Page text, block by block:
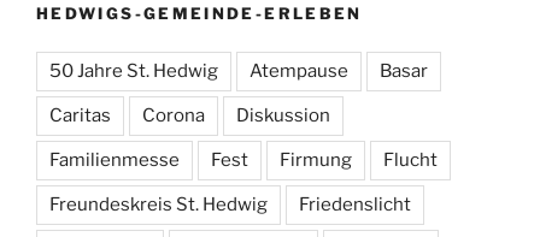
HEDWIGS-GEMEINDE-ERLEBEN
50 Jahre St. Hedwig Atempause Basar
Caritas Corona Diskussion
Familienmesse Fest Firmung Flucht
Freundeskreis St. Hedwig Friedenslicht